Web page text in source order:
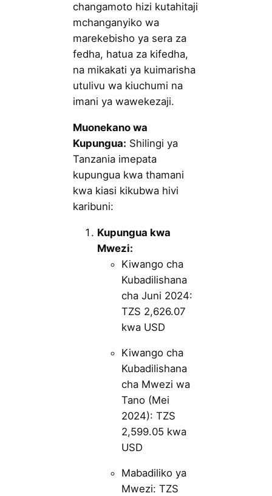
changamoto hizi kutahitaji
mchanganyiko wa
marekebisho ya sera za
fedha, hatua za kifedha,
na mikakati ya kuimarisha
utulivu wa kiuchumi na
imani ya wawekezaji.
Muonekano wa
Kupungua: Shilingi ya
Tanzania imepata
kupungua kwa thamani
kwa kiasi kikubwa hivi
karibuni:
Kupungua kwa
Mwezi:
Kiwango cha
Kubadilishana
cha Juni 2024:
TZS 2,626.07
kwa USD
Kiwango cha
Kubadilishana
cha Mwezi wa
Tano (Mei
2024): TZS
2,599.05 kwa
USD
Mabadiliko ya
Mwezi: TZS